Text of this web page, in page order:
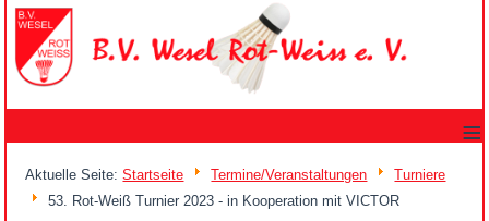
≡
Aktuelle Seite:Startseite Termine/Veranstaltungen
Turniere
53. Rot-Weiß Turnier 2023 - in Kooperation mit VICTOR